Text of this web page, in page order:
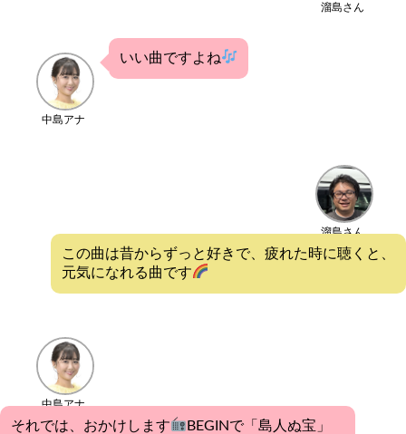
溜島さん
中島アナ
いい曲ですよね
溜島さん
この曲は昔からずっと好きで、疲れた時に聴くと、
元気になれる曲です
中島アナ
それでは、おかけします BEGINで「島人ぬ宝」